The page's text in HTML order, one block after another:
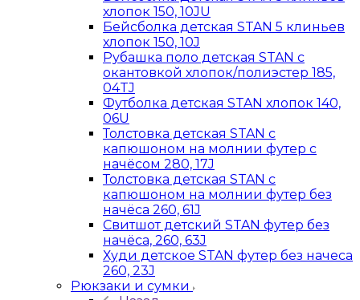
хлопок 150, 10JU
Бейсболка детская STAN 5 клиньев
хлопок 150, 10J
Рубашка поло детская STAN с
окантовкой хлопок/полиэстер 185,
04TJ
Футболка детская STAN хлопок 140,
06U
Толстовка детская STAN с
капюшоном на молнии футер с
начёсом 280, 17J
Толстовка детская STAN с
капюшоном на молнии футер без
начёса 260, 61J
Свитшот детский STAN футер без
начёса, 260, 63J
Худи детское STAN футер без начеса
260, 23J
Рюкзаки и сумки